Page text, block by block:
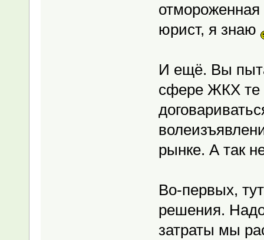
юрист, я знаю
И ещё. Вы
сфере ЖКХ те
рынке. А так
Во-первых,
решения.
затраты мы